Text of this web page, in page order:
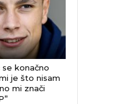
konačno
je što nisam
mi znači